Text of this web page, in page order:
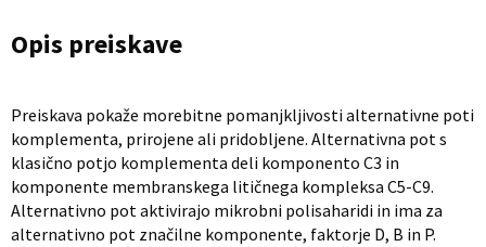
Opis preiskave
Preiskava pokaže morebitne pomanjkljivosti alternativne poti
komplementa, prirojene ali pridobljene. Alternativna pot s
klasično potjo komplementa deli komponento C3 in
komponente membranskega litičnega kompleksa C5-C9.
Alternativno pot aktivirajo mikrobni polisaharidi in ima za
alternativno pot značilne komponente, faktorje D, B in P.